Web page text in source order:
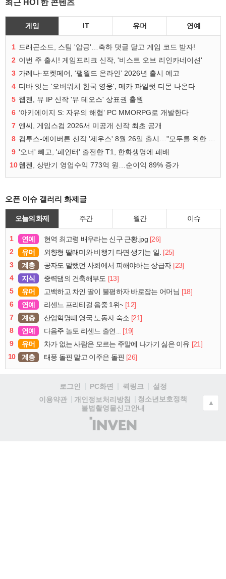
최근 HOT한 콘텐츠
게임 IT 유머 연예
1 드래곤소드, 스팀 '압긍'…축하 댓글 달고 게임 코드 받자!
2 이번 주 출시! 게임프리크 신작, '비스트 오브 리인카네이션'
3 가레나·포켓페어, ‘팰월드 온라인’ 2026년 출시 예고
4 디바 잇는 '오버워치 한국 영웅', 메카 파일럿 디몬 나온다
5 웹젠, 뮤 IP 신작 '뮤 테오스' 상표권 출원
6 ‘아키에이지 S: 자유의 해협’ PC MMORPG로 개발한다
7 엔씨, 게임스컴 2026서 미공개 신작 최초 공개
8
9 '오너' 빼고, '페인터' 출전한 T1, 한화생명에 패배
10웹젠, 상반기 영업수익 773억 원…순이익 89% 증가
오픈 이슈 갤러리 화제글
오늘의 화제 주간 월간 이슈
1 연예 현역 최고령 배우라는 신구 근황.jpg [26]
2
유머 외향형 딸래미와 비행기 타면 생기는 일. [25]
3
계층 공자도 말했던 사회에서 피해야하는 상급자 [23]
4
지식 중력댐의 건축해부도 [13]
5
유머 고백하고 차인 딸이 불평하자 바로잡는 어머님 [18]
6
연예 리센느 프리티걸 음중 1위~ [12]
7
계층 산업혁명때 영국 노동자 숙소 [21]
8
연예 다음주 놀토 리센느 출연...
[19]
9
유머 차가 없는 사람은 모르는 주말에 나가기 싫은 이유 [21]
10
계층 태풍 돌핀 말고 이주은 돌핀 [26]
로그인 PC화면 퀵링크
설정
이용약관
개인정보처리방침
청소년보호정책
불법촬영물신고안내
(주)
인
▲